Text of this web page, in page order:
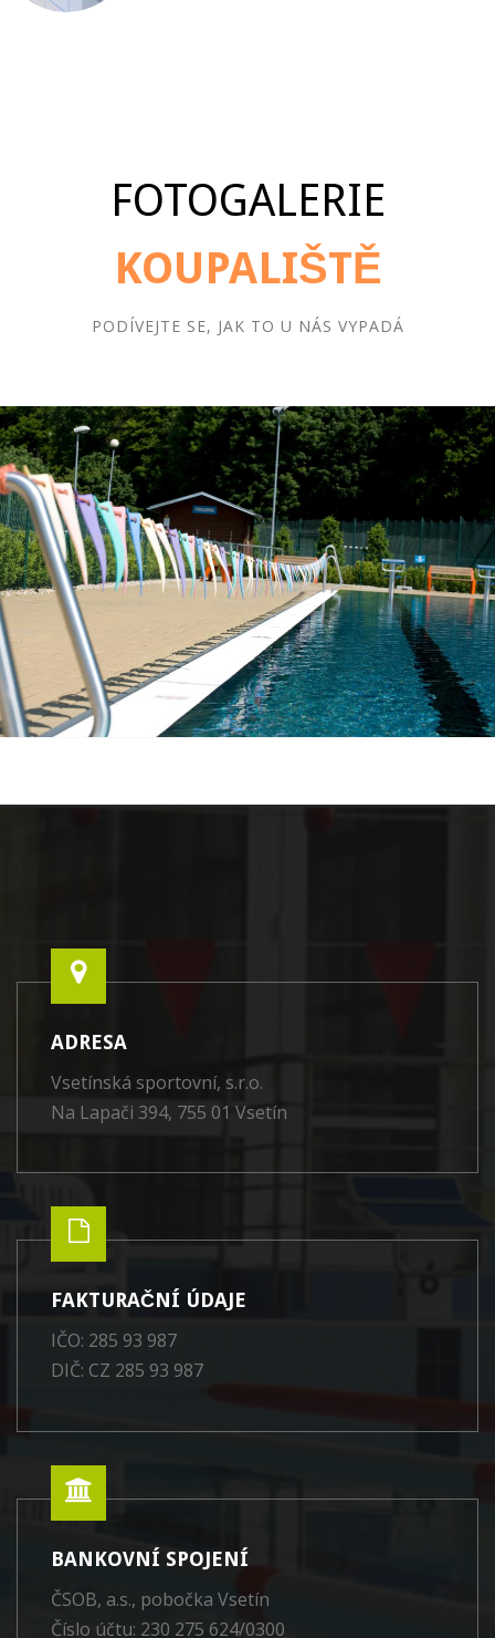
FOTOGALERIE
KOUPALIŠTĚ
PODÍVEJTE SE, JAK TO U NÁS VYPADÁ
ADRESA
Vsetínská sportovní, s.r.o.
Na Lapači 394, 755 01 Vsetín
FAKTURAČNÍ ÚDAJE
IČO: 285 93 987
DIČ: CZ 285 93 987
BANKOVNÍ SPOJENÍ
ČSOB, a.s., pobočka Vsetín
Číslo účtu: 230 275 624/0300